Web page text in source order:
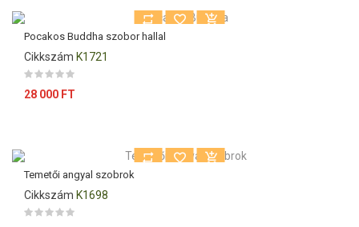
Pocakos Buddha szobor hallal
Cikkszám K1721
Ár
28 000 FT
Temetői angyal szobrok
Cikkszám K1698